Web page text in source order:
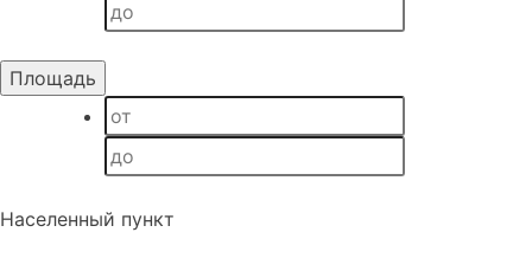
Населенный пункт